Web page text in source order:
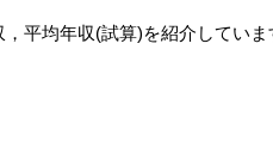
平均年収(試算)を紹介していま